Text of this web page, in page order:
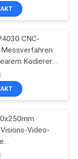
16
CNC-
Kodierer
0.01μm
Video-